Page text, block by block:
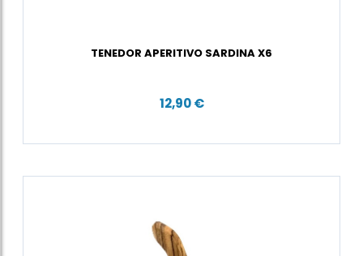
TENEDOR APERITIVO SARDINA X6
12,90 €